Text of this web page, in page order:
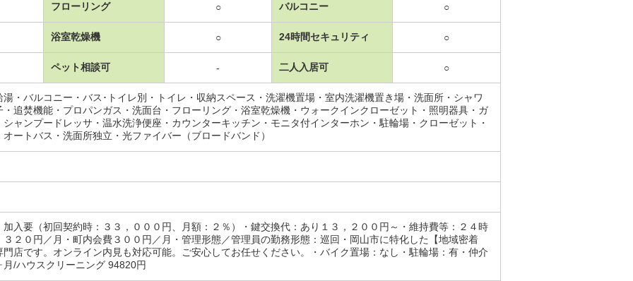
フローリング ○ バルコニー ○
浴室乾燥機 ○ 24時間セキュリティ ○
ペット相談可 - 二人入居可 ○
湯・バルコニー・バス･トイレ別・トイレ・収納スペース・洗濯機置場・室内洗濯機置き場・洗面所・シャワ
・追焚機能・プロパンガス・洗面台・フローリング・浴室乾燥機・ウォークインクローゼット・照明器具・ガ
シャンプードレッサ・温水洗浄便座・カウンターキッチン・モニタ付インターホン・駐輪場・クローゼット・
ートバス・洗面所独立・光ファイバー（ブロードバンド）
加入要（初回契約時：３３，０００円、月額：２％）・鍵交換代：あり１３，２００円～・維持費等：２４時
３２０円／月・町内会費３００円／月・管理形態／管理員の勤務形態：巡回・岡山市に特化した【地域密着
門店です。オンライン内見も対応可能。ご安心してお任せください。・バイク置場：なし・駐輪場：有・仲介
月/ハウスクリーニング 94820円